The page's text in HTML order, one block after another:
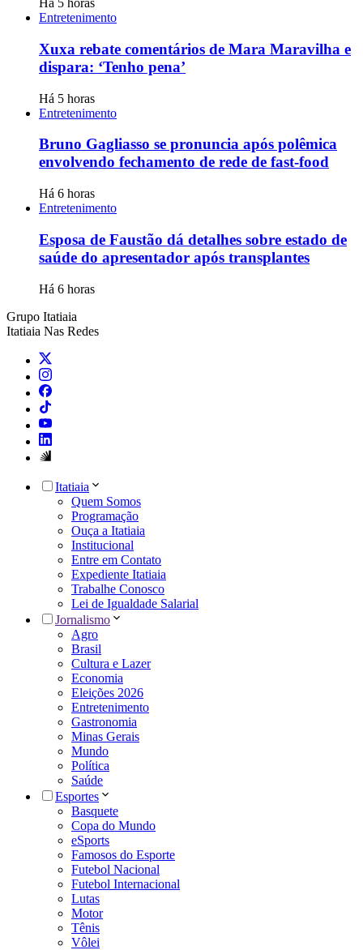
Há 5 horas
Entretenimento
Xuxa rebate comentários de Mara Maravilha e
dispara: ‘Tenho pena’
Há 5 horas
Entretenimento
Bruno Gagliasso se pronuncia após polêmica
envolvendo fechamento de rede de fast-food
Há 6 horas
Entretenimento
Esposa de Faustão dá detalhes sobre estado de
saúde do apresentador após transplantes
Há 6 horas
Grupo Itatiaia
Itatiaia Nas Redes
Itatiaia
Quem Somos
Programação
Ouça a Itatiaia
Institucional
Entre em Contato
Expediente Itatiaia
Trabalhe Conosco
Lei de Igualdade Salarial
Jornalismo
Agro
Brasil
Cultura e Lazer
Economia
Eleições 2026
Entretenimento
Gastronomia
Minas Gerais
Mundo
Política
Saúde
Esportes
Basquete
Copa do Mundo
eSports
Famosos do Esporte
Futebol Nacional
Futebol Internacional
Lutas
Motor
Tênis
Vôlei